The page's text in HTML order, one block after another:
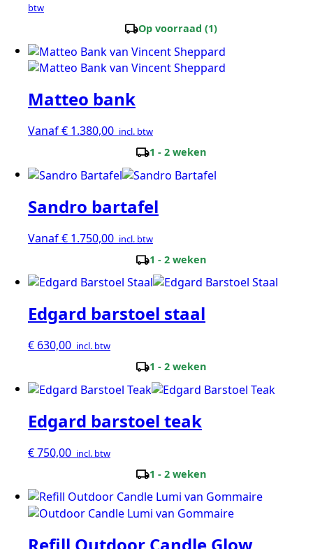
btw
local_shippingOp voorraad (1)
Matteo bank
Vanaf€ 1.380,00 incl. btw
local_shipping1 - 2 weken
Sandro bartafel
Vanaf€ 1.750,00 incl. btw
local_shipping1 - 2 weken
Edgard barstoel staal
€ 630,00 incl. btw
local_shipping1 - 2 weken
Edgard barstoel teak
€750,00 incl. btw
local_shipping1 - 2 weken